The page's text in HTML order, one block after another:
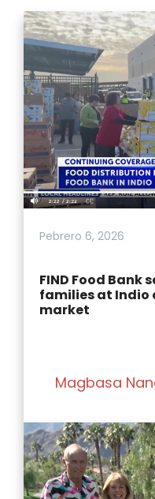
Pebrero 6, 2026
FIND Food Bank
families at Indio
market
Magbasa